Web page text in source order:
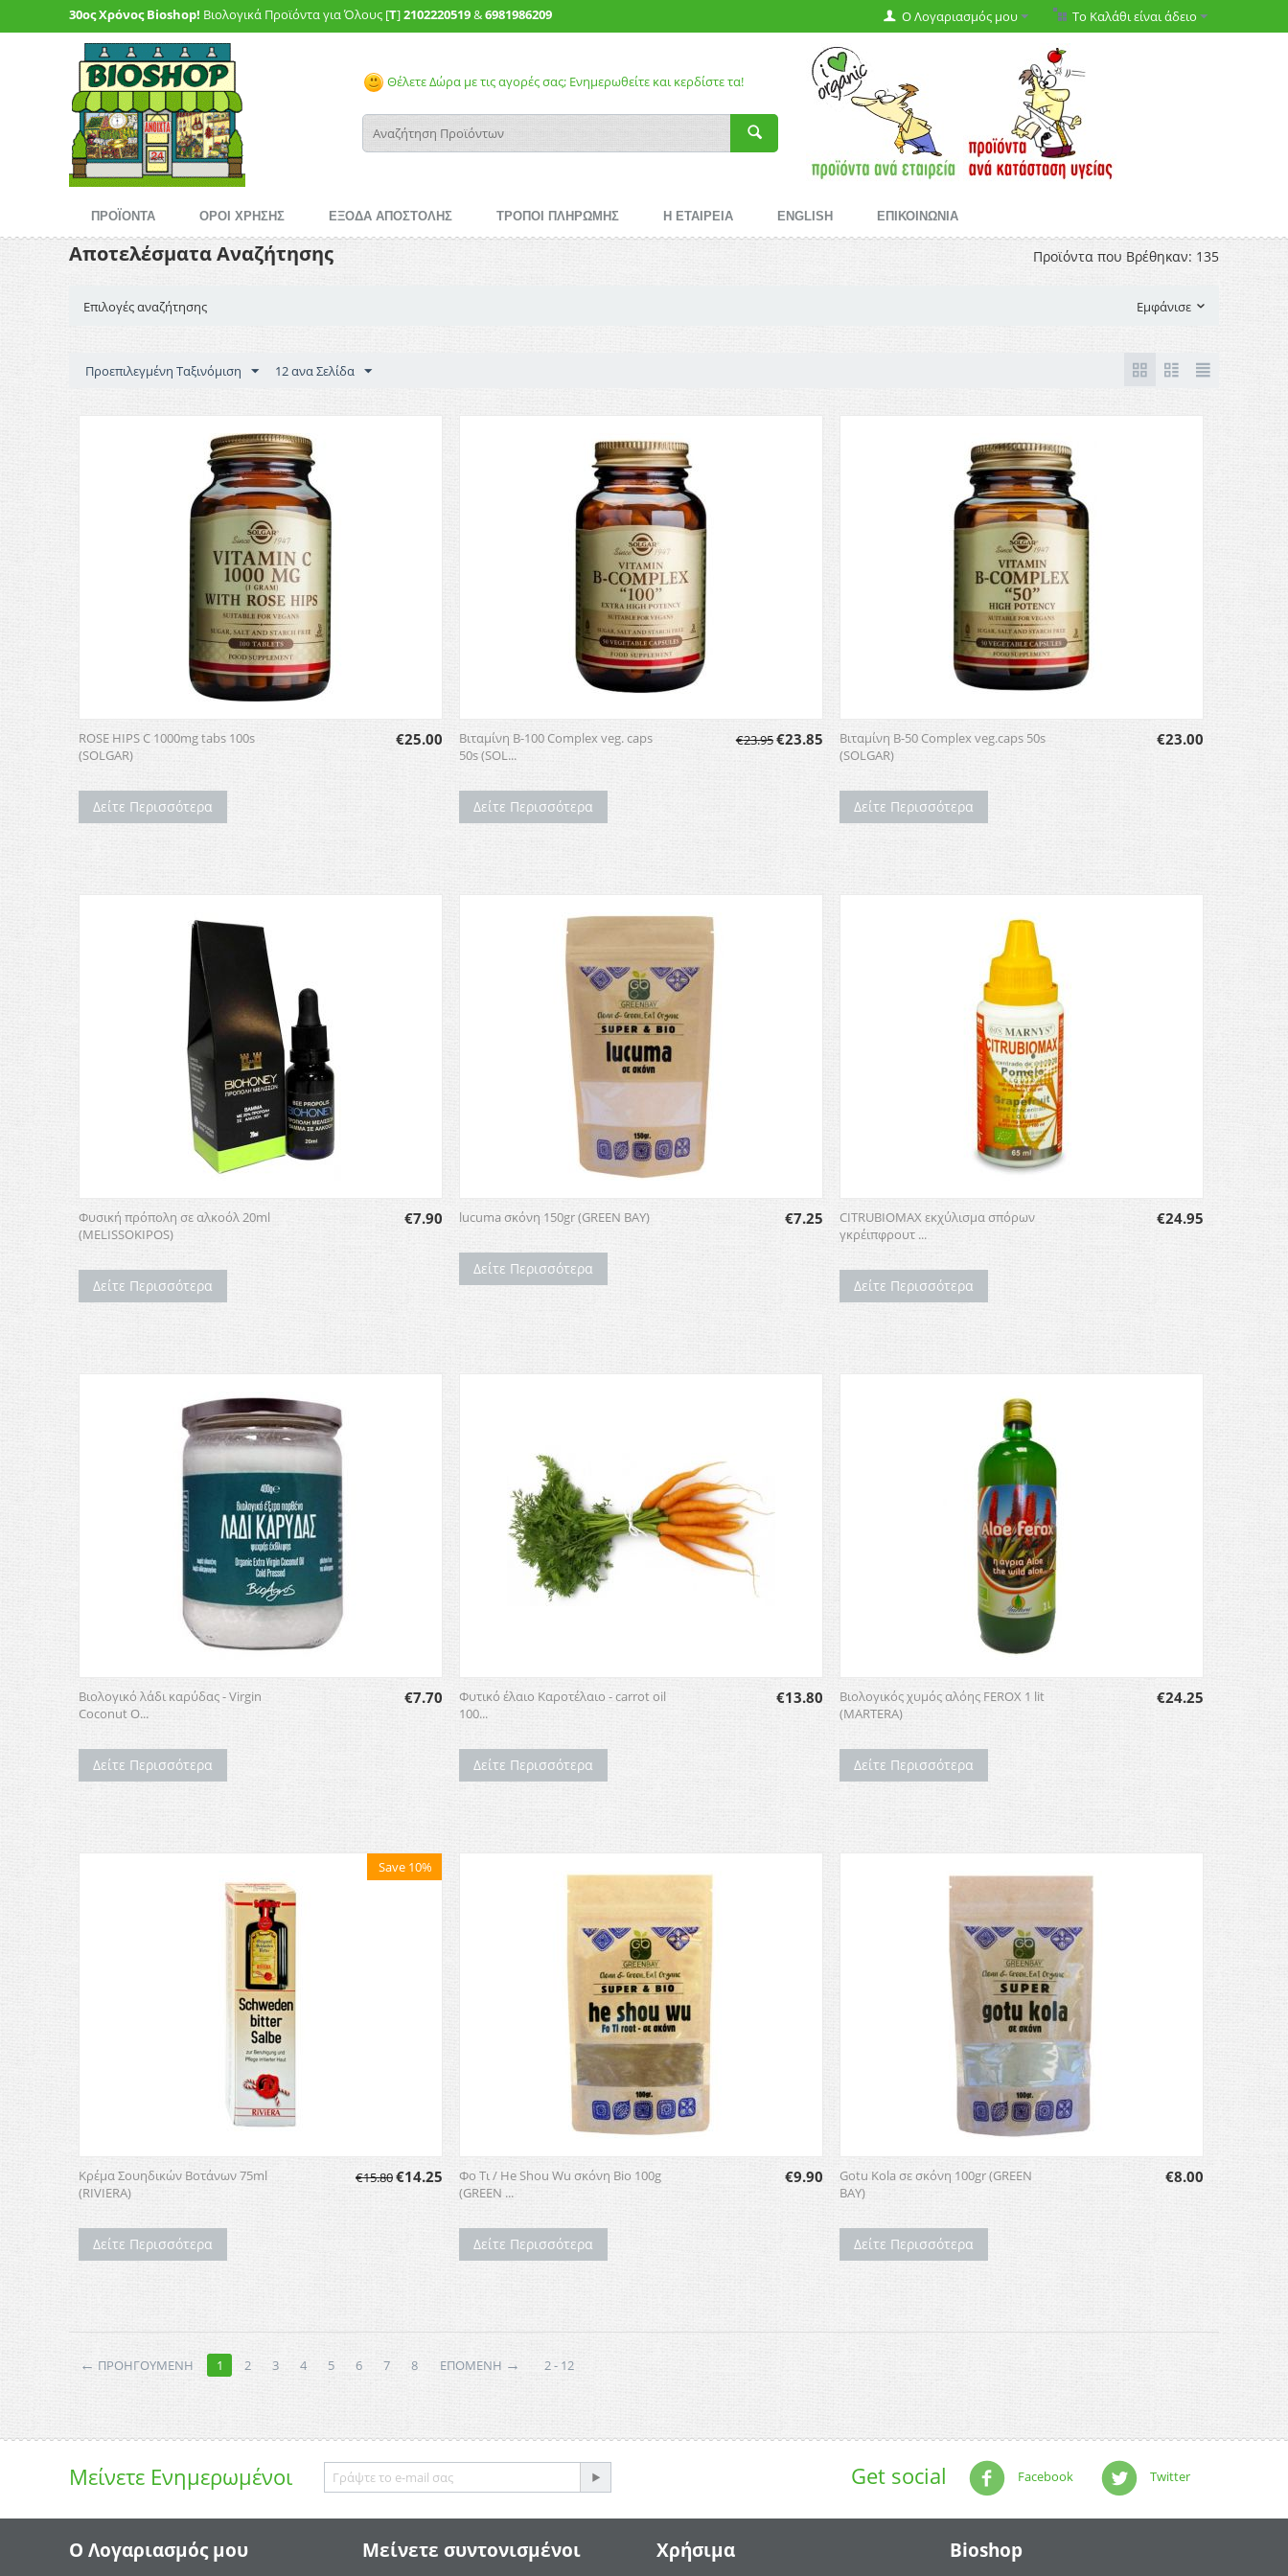
30ος Χρόνος Bioshop! Βιολογικά Προϊόντα για Όλους [T]2102220519&6981986209 Το Καλάθι είναι άδειο
Ο Λογαριασμός μου
Θέλετε Δώρα με τις αγορές σας; Ενημερωθείτε και κερδίστε τα!
ΠΡΟΪΟΝΤΑ ΟΡΟΙ ΧΡΗΣΗΣ ΕΞΟΔΑ ΑΠΟΣΤΟΛΗΣ ΤΡΟΠΟΙ ΠΛΗΡΩΜΗΣ Η ΕΤΑΙΡΕΙΑ ENGLISH ΕΠΙΚΟΙΝΩΝΙΑ
Αποτελέσματα Αναζήτησης Προϊόντα που Βρέθηκαν: 135
Επιλογές αναζήτησης Εμφάνισε
Προεπιλεγμένη Ταξινόμιση 12 ανα Σελίδα
ROSE HIPS C 1000mg tabs 100s
(SOLGAR)
€25.00
Δείτε Περισσότερα
Βιταμίνη B-100 Complex veg. caps
50s (SOL...
€23.95€23.85
Δείτε Περισσότερα
Βιταμίνη B-50 Complex veg.caps 50s
(SOLGAR)
€23.00
Δείτε Περισσότερα
Φυσική πρόπολη σε αλκοόλ 20ml
(MELISSOKIPOS)
€7.90
Δείτε Περισσότερα
lucuma σκόνη 150gr (GREEN BAY) €7.25
Δείτε Περισσότερα
CITRUBIOMAX εκχύλισμα σπόρων
γκρέιπφρουτ ...
€24.95
Δείτε Περισσότερα
Βιολογικό λάδι καρύδας - Virgin
Coconut O...
€7.70
Δείτε Περισσότερα
Φυτικό έλαιο Καροτέλαιο - carrot oil
100...
€13.80
Δείτε Περισσότερα
Βιολογικός χυμός αλόης FEROX 1 lit
(MARTERA)
€24.25
Δείτε Περισσότερα
Save 10%
Κρέμα Σουηδικών Βοτάνων 75ml
(RIVIERA)
€15.80€14.25
Δείτε Περισσότερα
Φο Τι / He Shou Wu σκόνη Bio 100g
(GREEN ...
€9.90
Δείτε Περισσότερα
Gotu Kola σε σκόνη 100gr (GREEN
BAY)
€8.00
Δείτε Περισσότερα
← ΠΡΟΗΓΟΥΜΕΝΗ 1 2 3 4 5 6 7 8 ΕΠΌΜΕΝΗ → 2 - 12
Μείνετε Ενημερωμένοι Get social Facebook Twitter
Ο Λογαριασμός μου Μείνετε συντονισμένοι Χρήσιμα Bioshop